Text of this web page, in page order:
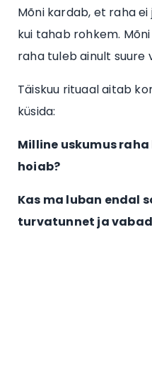
Mõni kardab, et raha ei
kui tahab rohkem.
raha tuleb ainult suure
Täiskuu rituaal aitab
küsida:
Milline uskumus
hoiab?
Kas ma luban endal
turvatunnet ja